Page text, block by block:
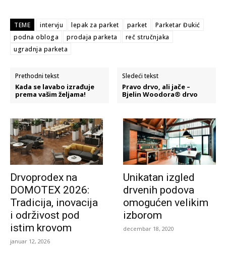
TEME intervju lepak za parket parket
Parketar Đukić
podna obloga
prodaja parketa
reč stručnjaka
ugradnja parketa
Prethodni tekst
Kada se lavabo izrađuje
prema vašim željama!
Sledeći tekst
Pravo drvo, ali jače –
Bjelin Woodora® drvo
Drvoprodex na
DOMOTEX 2026:
Tradicija, inovacija
i održivost pod
istim krovom
januar 12, 2026
Unikatan izgled
drvenih podova
omogućen velikim
izborom
decembar 18, 2020